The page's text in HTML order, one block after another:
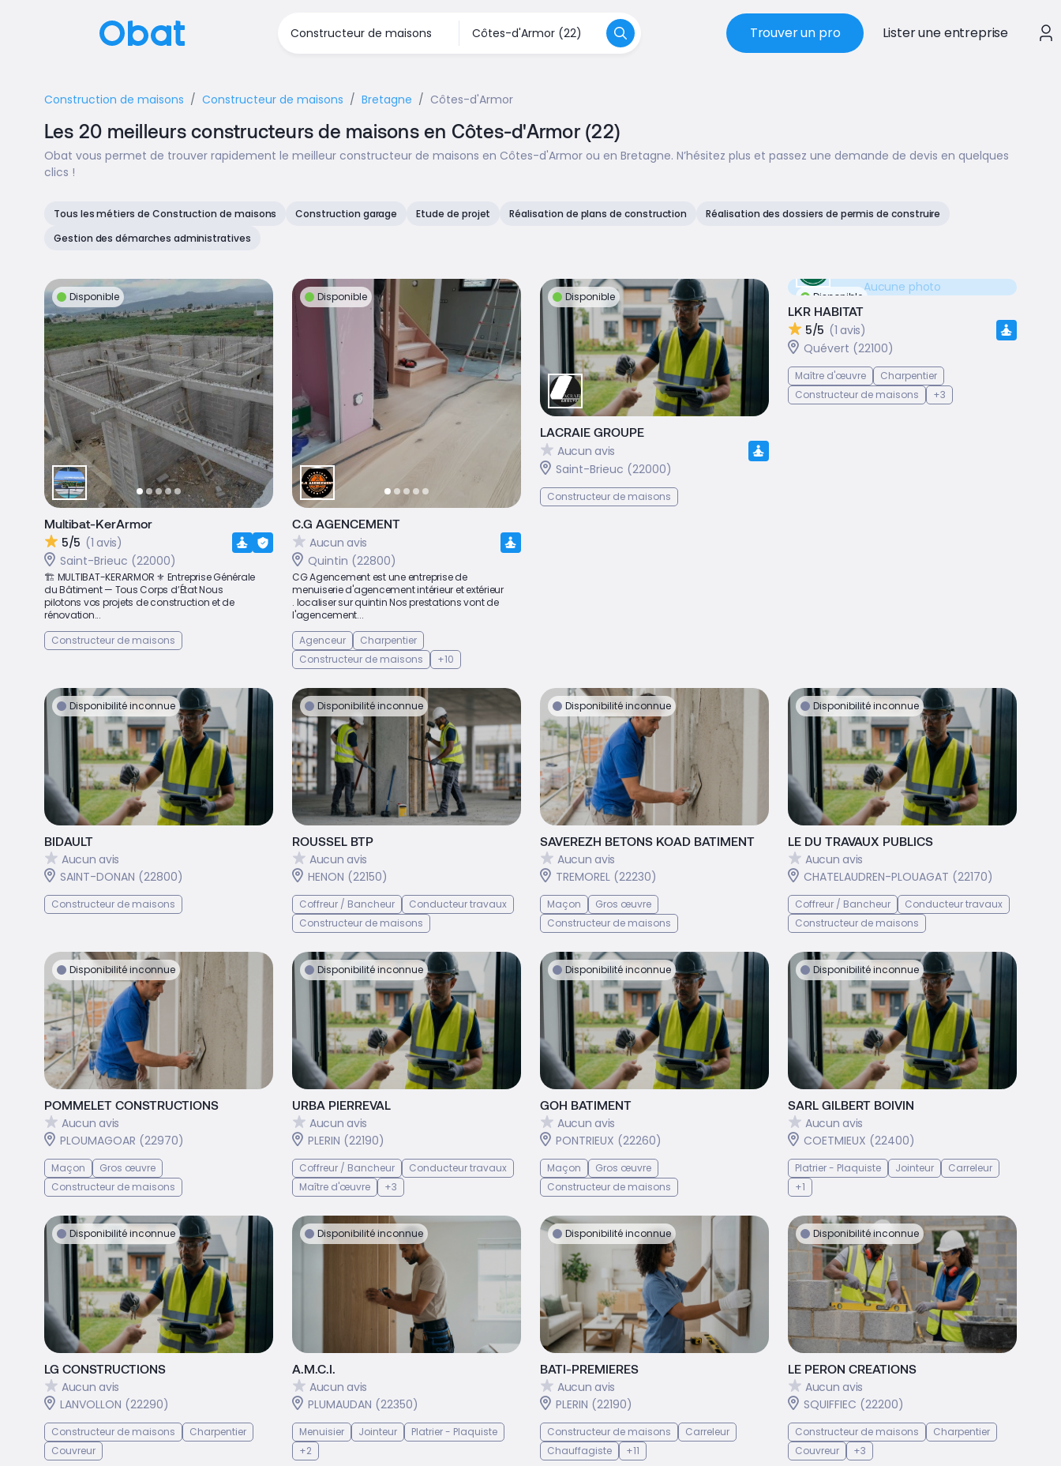
Trouver un pro Lister une entreprise
Construction de maisons Constructeur de maisons Bretagne Côtes-d'Armor
Les 20 meilleurs constructeurs de maisons en Côtes-d'Armor (22)
Obat vous permet de trouver rapidement le meilleur constructeur de maisons en Côtes-d'Armor ou en Bretagne. N’hésitez plus et passez une demande de devis en quelques
clics !
Tous les métiers de Construction de maisons Construction garage Etude de projet Réalisation de plans de construction
Réalisation des dossiers de permis de construire
Gestion des démarches administratives
Disponible
Multibat-KerArmor
5/5 (1 avis)
Saint-Brieuc (22000)
🏗️ MULTIBAT-KERARMOR ⚜️ Entreprise Générale
du Bâtiment — Tous Corps d’État Nous
pilotons vos projets de construction et de
rénovation...
Constructeur de maisons
Disponible
C.G AGENCEMENT
Aucun avis
Quintin (22800)
CG Agencement est une entreprise de
menuiserie d'agencement intérieur et extérieur
. localiser sur quintin Nos prestations vont de
l'agencement...
Agenceur
Charpentier
Constructeur de maisons
+10
Disponible
LACRAIE GROUPE
Aucun avis
Saint-Brieuc (22000)
Constructeur de maisons
Disponible
Aucune photo
LKR HABITAT
5/5 (1 avis)
Quévert (22100)
Maître d'œuvre
Charpentier
Constructeur de maisons
+3
Disponibilité inconnue
BIDAULT
Aucun avis
SAINT-DONAN (22800)
Constructeur de maisons
Disponibilité inconnue
ROUSSEL BTP
Aucun avis
HENON (22150)
Coffreur / Bancheur
Conducteur travaux
Constructeur de maisons
Disponibilité inconnue
SAVEREZH BETONS KOAD BATIMENT
Aucun avis
TREMOREL (22230)
Maçon
Gros œuvre
Constructeur de maisons
Disponibilité inconnue
LE DU TRAVAUX PUBLICS
Aucun avis
CHATELAUDREN-PLOUAGAT (22170)
Coffreur / Bancheur
Conducteur travaux
Constructeur de maisons
Disponibilité inconnue
POMMELET CONSTRUCTIONS
Aucun avis
PLOUMAGOAR (22970)
Maçon
Gros œuvre
Constructeur de maisons
Disponibilité inconnue
URBA PIERREVAL
Aucun avis
PLERIN (22190)
Coffreur / Bancheur
Conducteur travaux
Maître d'œuvre
+3
Disponibilité inconnue
GOH BATIMENT
Aucun avis
PONTRIEUX (22260)
Maçon
Gros œuvre
Constructeur de maisons
Disponibilité inconnue
SARL GILBERT BOIVIN
Aucun avis
COETMIEUX (22400)
Platrier - Plaquiste Jointeur
Carreleur
+1
Disponibilité inconnue
LG CONSTRUCTIONS
Aucun avis
LANVOLLON (22290)
Constructeur de maisons
Charpentier
Couvreur
Disponibilité inconnue
A.M.C.I.
Aucun avis
PLUMAUDAN (22350)
Menuisier Jointeur
Platrier - Plaquiste
+2
Disponibilité inconnue
BATI-PREMIERES
Aucun avis
PLERIN (22190)
Constructeur de maisons
Carreleur
Chauffagiste
+11
Disponibilité inconnue
LE PERON CREATIONS
Aucun avis
SQUIFFIEC (22200)
Constructeur de maisons
Charpentier
Couvreur
+3